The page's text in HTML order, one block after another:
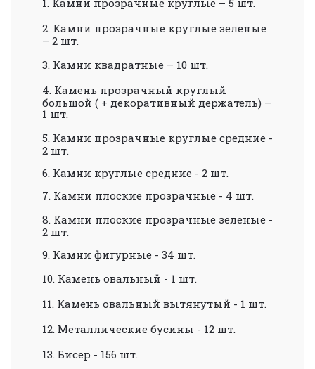
2. Камни прозрачные круглые зеленые
– 2 шт.
3. Камни квадратные – 10 шт.
4. Камень прозрачный круглый
большой ( + декоративный держатель) –
1 шт.
5. Камни прозрачные круглые средние -
2 шт.
6. Камни круглые средние - 2 шт.
7. Камни плоские прозрачные - 4 шт.
8. Камни плоские прозрачные зеленые -
2 шт.
9. Камни фигурные - 34 шт.
10. Камень овальный - 1 шт.
11. Камень овальный вытянутый - 1 шт.
12. Металлические бусины - 12 шт.
13. Бисер - 156 шт.